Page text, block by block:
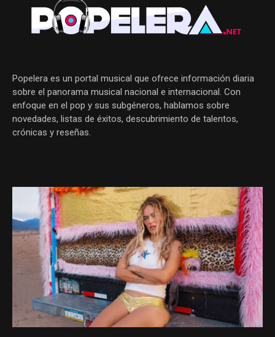
Popelera es un portal musical que ofrece información diaria
sobre el panorama musical nacional e internacional. Con
enfoque en el pop y sus subgéneros, hablamos sobre
novedades, listas de éxitos, descubrimiento de talentos,
crónicas y reseñas.